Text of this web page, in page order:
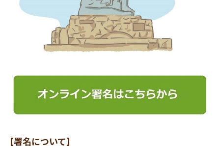
【署名について】